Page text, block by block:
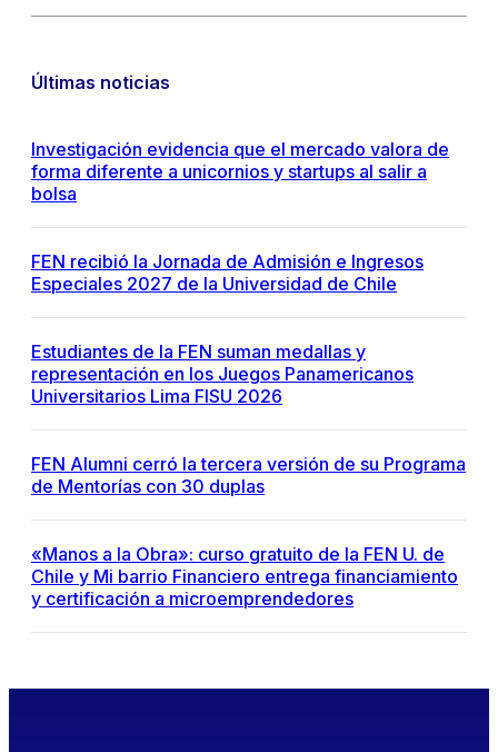
Últimas noticias
Investigación evidencia que el mercado valora de
forma diferente a unicornios y startups al salir a
bolsa
FEN recibió la Jornada de Admisión e Ingresos
Especiales 2027 de la Universidad de Chile
Estudiantes de la FEN suman medallas y
representación en los Juegos Panamericanos
Universitarios Lima FISU 2026
FEN Alumni cerró la tercera versión de su Programa
de Mentorías con 30 duplas
«Manos a la Obra»: curso gratuito de la FEN U. de
Chile y Mi barrio Financiero entrega financiamiento
y certificación a microemprendedores